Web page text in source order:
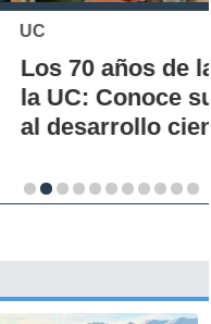
de Química de
hitos y aporte
país